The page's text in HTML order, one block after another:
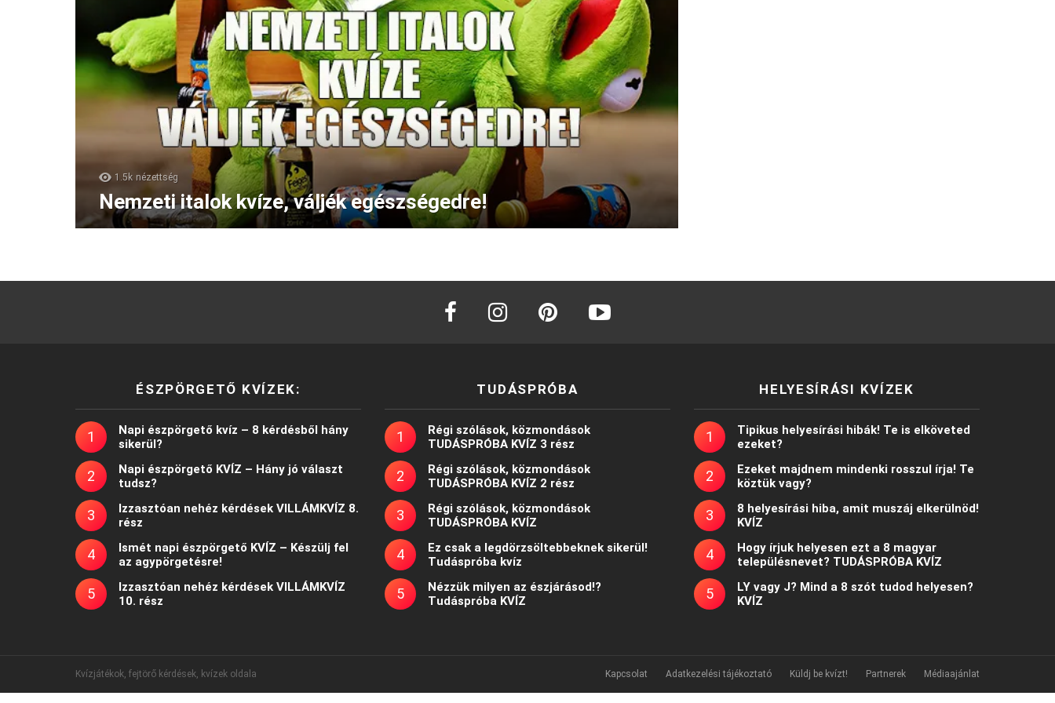
1.5k nézettség
Nemzeti italok kvíze, váljék egészségedre!
facebook instagram
ÉSZPÖRGETŐ KVÍZEK:
Napi észpörgető kvíz – 8 kérdésből hány
sikerül?
Napi észpörgető KVÍZ – Hány jó választ
tudsz?
Izzasztóan nehéz kérdések VILLÁMKVÍZ 8.
rész
Ismét napi észpörgető KVÍZ – Készülj fel
az agypörgetésre!
Izzasztóan nehéz kérdések VILLÁMKVÍZ
10. rész
TUDÁSPRÓBA
Régi szólások, közmondások
TUDÁSPRÓBA KVÍZ 3 rész
Régi szólások, közmondások
TUDÁSPRÓBA KVÍZ 2 rész
Régi szólások, közmondások
TUDÁSPRÓBA KVÍZ
Ez csak a legdörzsöltebbeknek sikerül!
Tudáspróba kvíz
Nézzük milyen az észjárásod!?
Tudáspróba KVÍZ
HELYESÍRÁSI KVÍZEK
Tipikus helyesírási hibák! Te is elköveted
ezeket?
Ezeket majdnem mindenki rosszul írja! Te
köztük vagy?
8 helyesírási hiba, amit muszáj elkerülnöd!
KVÍZ
Hogy írjuk helyesen ezt a 8 magyar
településnevet? TUDÁSPRÓBA KVÍZ
LY vagy J? Mind a 8 szót tudod helyesen?
KVÍZ
Kvízjátékok, fejtörő kérdések, kvízek oldala Kapcsolat Adatkezelési tájékoztató Küldj be kvízt! Partnerek Médiaajánlat